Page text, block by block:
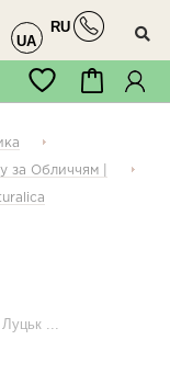
RU
UA
за Обличчям |
...